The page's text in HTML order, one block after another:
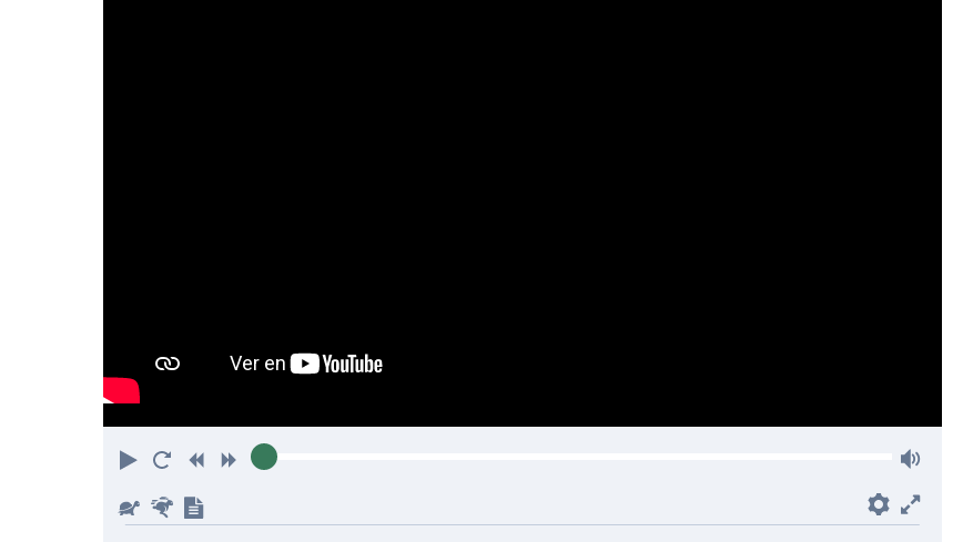
Play ReiniciarRebobinar
Adelantar
LentoRápido
transcripción